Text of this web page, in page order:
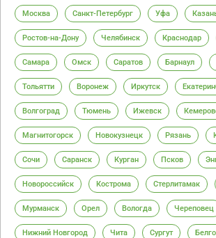
Москва Санкт-Петербург Уфа
Ростов-на-Дону Челябинск Краснодар
Самара Омск Саратов Барнаул
Тольятти Воронеж Иркутск
Волгоград Тюмень Ижевск
Магнитогорск Новокузнецк Рязань
Сочи Саранск Курган Псков
Новороссийск Кострома Стерлитамак
Мурманск Орел Вологда Череповец
Нижний Новгород Чита Сургут